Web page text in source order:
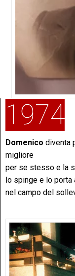
1974
Domenico diventa
migliore
per se stesso e la
lo spinge e lo
nel campo del